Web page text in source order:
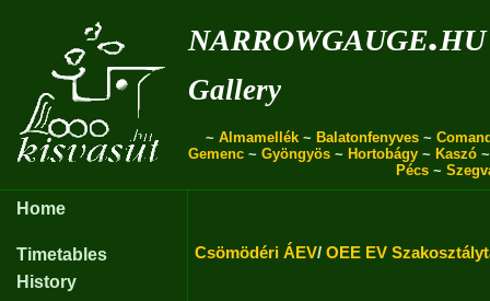
narrowgauge.hu
Gallery
~ Almamellék ~ Balatonfenyves ~
Gemenc ~ Gyöngyös ~ Hortobágy ~ Kaszó
Pécs ~
Home
Timetables
History
Csömödéri ÁEV/ OEE EV